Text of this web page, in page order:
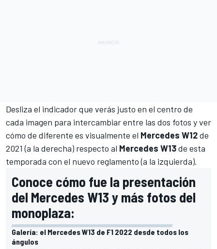
Desliza el indicador que verás justo en el centro de
cada imagen para intercambiar entre las dos fotos y ver
cómo de diferente es visualmente el Mercedes W12de
2021 (a la derecha) respecto al Mercedes W13de esta
temporada con el nuevo reglamento (a la izquierda).
Conoce cómo fue la presentación
del Mercedes W13 y más fotos del
monoplaza:
Galería: el Mercedes W13 de F1 2022 desde todos los
ángulos